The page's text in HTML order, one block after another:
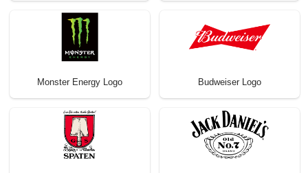
Monster Energy Logo Budweiser Logo